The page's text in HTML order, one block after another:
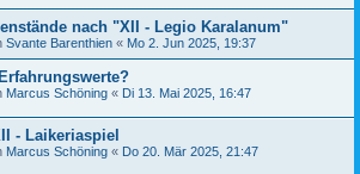
nach "XII - Legio Karalanum"
Svante Barenthien « Mo 2. Jun 2025, 19:37
Marcus Schöning « Di 13. Mai 2025, 16:47
- Laikeriaspiel
Marcus Schöning « Do 20. Mär 2025, 21:47